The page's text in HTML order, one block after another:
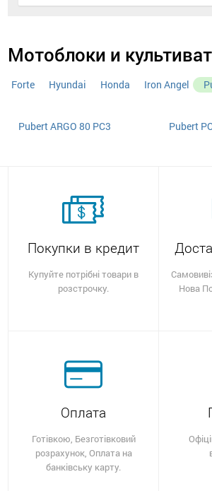
Мотоблоки и
Forte Hyundai Honda Iron Angel
Pubert ARGO 80 РC3 Pubert
Покупки в кредит
Купуйте потрібні товари в
розстрочку.
Нова
Оплата
Готівкою, Безготівковий
розрахунок, Оплата на
банківську карту.